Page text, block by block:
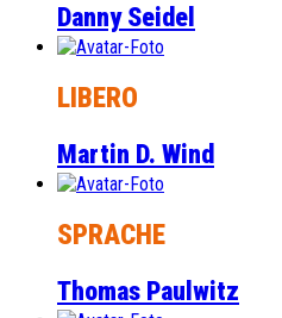
Danny Seidel
LIBERO
Martin D. Wind
SPRACHE
Thomas Paulwitz